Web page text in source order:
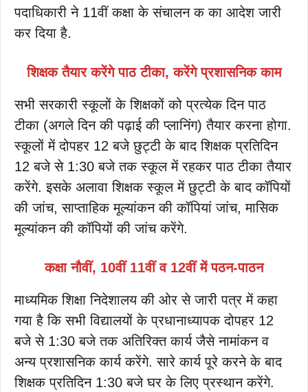
पदाधिकारी ने 11वीं कक्षा के संचालन क का आदेश जारी
कर दिया है.
शिक्षक तैयार करेंगे पाठ टीका, करेंगे प्रशासनिक काम
सभी सरकारी स्कूलों के शिक्षकों को प्रत्येक दिन पाठ
टीका (अगले दिन की पढ़ाई की प्लानिंग) तैयार करना होगा.
स्कूलों में दोपहर 12 बजे छुट्टी के बाद शिक्षक प्रतिदिन
12 बजे से 1:30 बजे तक स्कूल में रहकर पाठ टीका तैयार
करेंगे. इसके अलावा शिक्षक स्कूल में छुट्टी के बाद कॉपियों
की जांच, साप्ताहिक मूल्यांकन की कॉपियां जांच, मासिक
मूल्यांकन की कॉपियों की जांच करेंगे.
कक्षा नौवीं, 10वीं 11वीं व 12वीं में पठन-पाठन
माध्यमिक शिक्षा निदेशालय की ओर से जारी पत्र में कहा
गया है कि सभी विद्यालयों के प्रधानाध्यापक दोपहर 12
बजे से 1:30 बजे तक अतिरिक्त कार्य जैसे नामांकन व
अन्य प्रशासनिक कार्य करेंगे. सारे कार्य पूरे करने के बाद
शिक्षक प्रतिदिन 1:30 बजे घर के लिए प्रस्थान करेंगे.